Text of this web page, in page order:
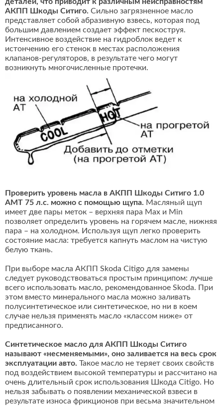
АКПП Шкоды Ситиго. Сильно загрязненное масло
представляет собой абразивную взвесь, которая под
большим давлением создает эффект пескоструя.
Интенсивное воздействие на гидроблок ведет к
истончению его стенок в местах расположения
клапанов-регуляторов, в результате чего могут
возникнуть многочисленные протечки.
Проверить уровень масла в АКПП Шкоды Ситиго 1.0
AMT 75 л.с. можно с помощью щупа. Масляный щуп
имеет две пары меток – верхняя пара Max и Min
позволяет определить уровень на горячем масле, нижняя
пара – на холодном. Используя щуп легко проверить
состояние масла: требуется капнуть маслом на чистую
белую ткань.
При выборе масла АКПП Skoda Citigo для замены
следует руководствоваться простым принципом: лучше
всего использовать масло, рекомендованное Skoda. При
этом вместо минерального масла можно заливать
полусинтетическое или синтетическое, но ни в коем
случае нельзя применять масло «классом ниже» от
предписанного.
Синтетическое масло для АКПП Шкоды Ситиго
называют «несменяемыми», оно заливается на весь срок
эксплуатации авто. Такое масло не теряет своих свойств
под воздействием высокой температуры и рассчитано на
очень длительный срок использования Шкода Citigo. Но
нельзя забывать о появлении механической взвеси в
результате износа фрикционов при весьма значительном